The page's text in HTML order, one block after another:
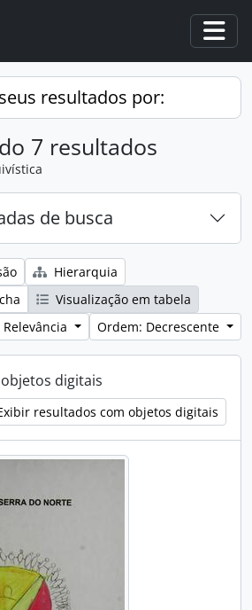
resultados por:
7 resultados
de busca
Hierarquia
Visualização em tabela
Ordem: Decrescente
digitais
resultados com objetos digitais